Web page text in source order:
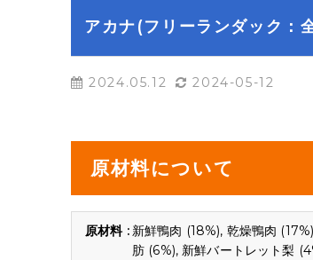
アカナ(フリーランダック：
2024.05.12 2024-05-12
原材料について
新鮮鴨肉 (18%), 乾燥鴨肉
肪 (6%), 新鮮バートレット梨